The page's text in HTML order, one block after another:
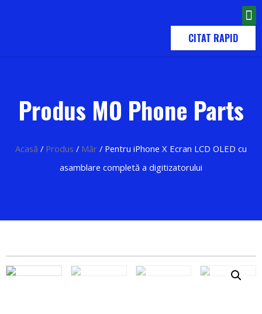
CITAT RAPID
Produs MO Phone Parts
Acasă / Produs / Măr / Pentru iPhone X Ecran LCD OLED cu
asamblare completă a digitizatorului